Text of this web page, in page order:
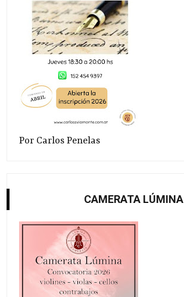
Por Carlos Penelas
CAMERATA LÚMINA